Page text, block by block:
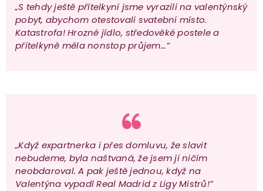
„S tehdy ještě přítelkyní jsme vyrazili na valentýnský
pobyt, abychom otestovali svatební místo.
Katastrofa! Hrozné jídlo, středověké postele a
přítelkyně měla nonstop průjem…”
„Když expartnerka i přes domluvu, že slavit
nebudeme, byla naštvaná, že jsem ji ničím
neobdaroval. A pak ještě jednou, když na
Valentýna vypadl Real Madrid z Ligy Mistrů!”